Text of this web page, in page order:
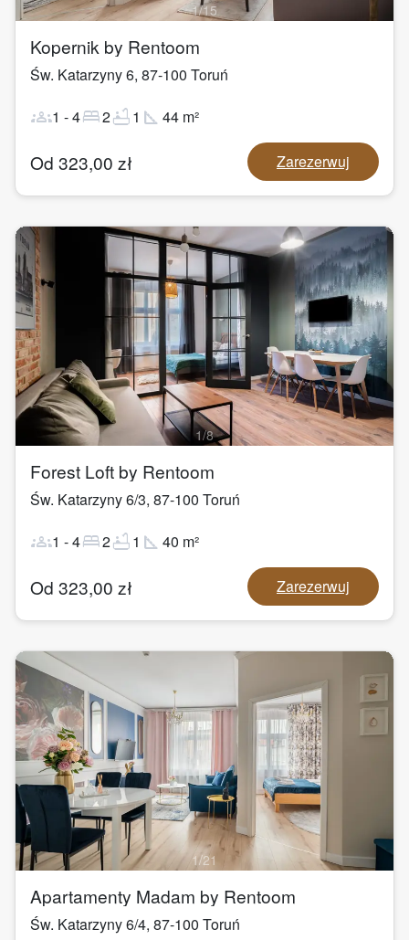
1/15
Kopernik by Rentoom
Św. Katarzyny 6, 87-100 Toruń
groups1 -4bed2bathtub1 square_foot 44 m²
Od 323,00 zł Zarezerwuj
1/8
Forest Loft by Rentoom
Św. Katarzyny 6/3, 87-100 Toruń
groups1 -4bed2bathtub1 square_foot 40 m²
Od 323,00 zł Zarezerwuj
1/21
Apartamenty Madam by Rentoom
Św. Katarzyny 6/4, 87-100 Toruń